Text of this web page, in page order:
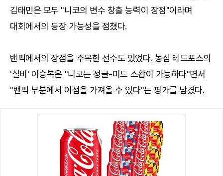
김태민은 모두 "니코의 변수 창출 능력이 장점"이라며
대회에서의 등장 가능성을 점쳤다.
밴픽에서의 장점을 주목한 선수도 있었다. 농심 레드포스의
'실비' 이승복은 "니코는 정글-미드 스왑이 가능하다"면서
"밴픽 부분에서 이점을 가져올 수 있다"는 평가를 남겼다.